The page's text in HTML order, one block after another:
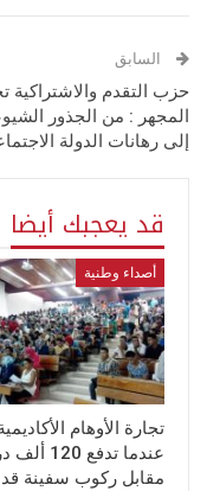
السابق
حزب التقدم والاشتراكية
المجهر : من الجذور
إلى رهانات الدولة
قد يعجبك أيضا
أصداء وطنية
تجارة الأوهام
عندما تدفع
مقابل ركوب سفينة قد